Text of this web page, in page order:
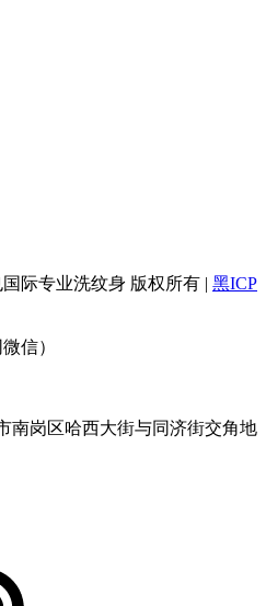
际专业洗纹身 版权所有 | 黑ICP
信）
南岗区哈西大街与同济街交角地